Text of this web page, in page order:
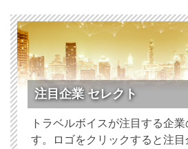
注目企業 セレクト
トラベルボイスが注目する企
す。ロゴをクリックすると注目